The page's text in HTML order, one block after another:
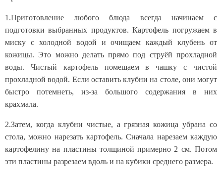
1.Приготовление любого блюда всегда начинаем с
подготовки выбранных продуктов. Картофель погружаем в
миску с холодной водой и очищаем каждый клубень от
кожицы. Это можно делать прямо под струёй прохладной
воды. Чистый картофель помещаем в чашку с чистой
прохладной водой. Если оставить клубни на столе, они могут
быстро потемнеть, из-за большого содержания в них
крахмала.
2.Затем, когда клубни чистые, а грязная кожица убрана со
стола, можно нарезать картофель. Сначала нарезаем каждую
картофелину на пластины толщиной примерно 2 см. Потом
эти пластины разрезаем вдоль и на кубики среднего размера.